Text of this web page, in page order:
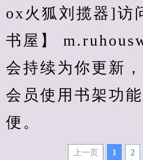
ox火狐刘揽器]访
书屋】
会持续为你更新
会员使用书架功
便。
上一页 1 2